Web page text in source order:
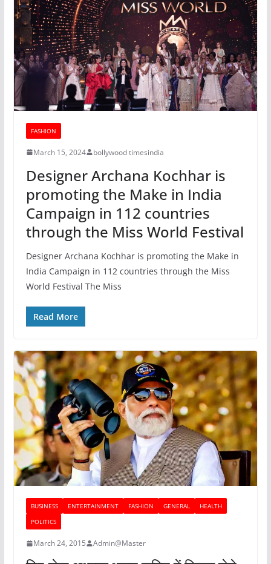
FASHION
March 15, 2024 bollywood timesindia
Designer Archana Kochhar is
promoting the Make in India
Campaign in 112 countries
through the Miss World Festival
Designer Archana Kochhar is promoting the Make in
India Campaign in 112 countries through the Miss
World Festival The Miss
Read More
BUSINESS ENTERTAINMENT FASHION GENERAL
HEALTH
POLITICS
March 24, 2015 Admin@Master